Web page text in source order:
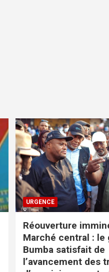
URGENCE
Réouverture
Marché central : le
Bumba satisfait de
l’avancement des